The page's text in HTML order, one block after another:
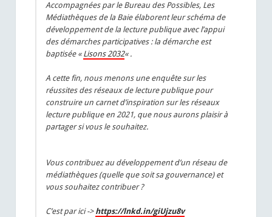
Accompagnées par le Bureau des Possibles, Les
Médiathèques de la Baie élaborent leur schéma de
développement de la lecture publique avec l’appui
des démarches participatives : la démarche est
baptisée « Lisons 2032« .
A cette fin, nous menons une enquête sur les
réussites des réseaux de lecture publique pour
construire un carnet d’inspiration sur les réseaux
lecture publique en 2021, que nous aurons plaisir à
partager si vous le souhaitez.
Vous contribuez au développement d’un réseau de
médiathèques (quelle que soit sa gouvernance) et
vous souhaitez contribuer ?
C’est par ici -> https://lnkd.in/giUjzu8v